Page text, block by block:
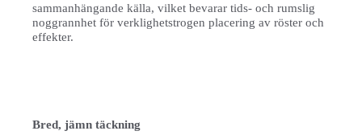
sammanhängande källa, vilket bevarar tids- och rumslig
noggrannhet för verklighetstrogen placering av röster och
effekter.
Bred, jämn täckning